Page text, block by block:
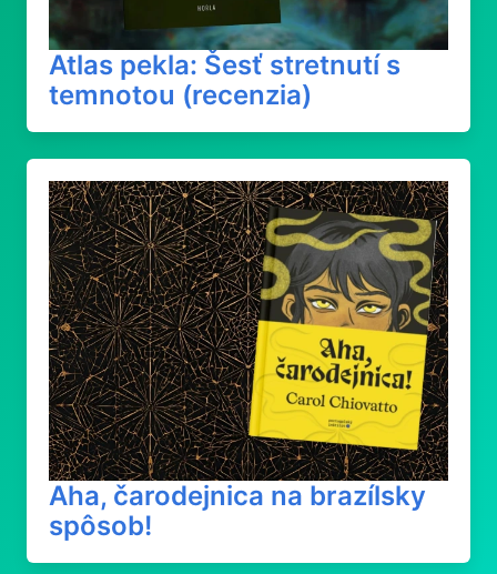
Atlas pekla: Šesť stretnutí s
temnotou (recenzia)
Aha, čarodejnica na brazílsky
spôsob!